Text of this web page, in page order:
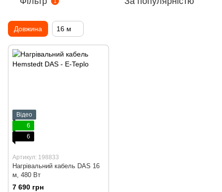
Довжина 16 м
Відео
6
6
Артикул: 198833
Нагрівальний кабель DAS 16
м, 480 Вт
7 690 грн